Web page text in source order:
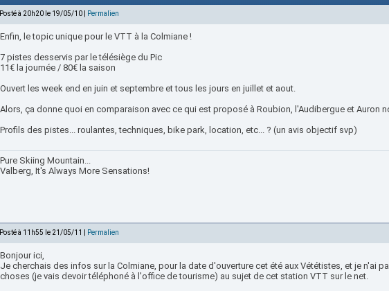
Posté à 20h20 le 19/05/10 | Permalien
Enfin, le topic unique pour le VTT à la Colmiane !
7 pistes desservis par le télésiège du Pic
11€ la journée / 80€ la saison
Ouvert les week end en juin et septembre et tous les jours en juillet et aout.
Alors, ça donne quoi en comparaison avec ce qui est proposé à Roubion, l'Audibergue et Auron
Profils des pistes... roulantes, techniques, bike park, location, etc... ? (un avis objectif svp)
Pure Skiing Mountain...
Valberg, It's Always More Sensations!
Posté à 11h55 le 21/05/11 | Permalien
Bonjour ici,
Je cherchais des infos sur la Colmiane, pour la date d'ouverture cet été aux Vététistes, et je n'ai
choses (je vais devoir téléphoné à l'office de tourisme) au sujet de cet station VTT sur le net.